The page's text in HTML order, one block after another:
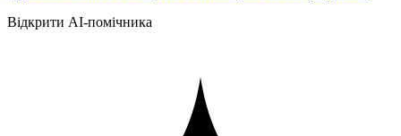
Відкрити AI-помічника